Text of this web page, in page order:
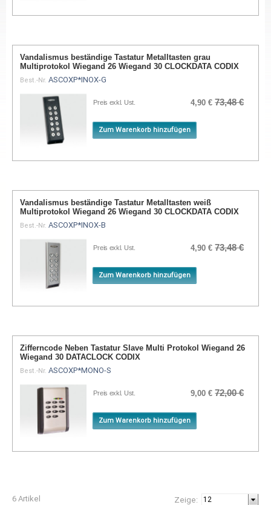
Vandalismus beständige Tastatur Metalltasten grau
Multiprotokol Wiegand 26 Wiegand 30 CLOCKDATA CODIX
Best.-Nr. ASCOXP*INOX-G
Preis exkl. Ust. 4,90 € 73,48 €
Zum Warenkorb hinzufügen
Vandalismus beständige Tastatur Metalltasten weiß
Multiprotokol Wiegand 26 Wiegand 30 CLOCKDATA CODIX
Best.-Nr. ASCOXP*INOX-B
Preis exkl. Ust. 4,90 € 73,48 €
Zum Warenkorb hinzufügen
Zifferncode Neben Tastatur Slave Multi Protokol Wiegand 26
Wiegand 30 DATACLOCK CODIX
Best.-Nr. ASCOXP*MONO-S
Preis exkl. Ust. 9,00 € 72,00 €
Zum Warenkorb hinzufügen
6 Artikel Zeige: